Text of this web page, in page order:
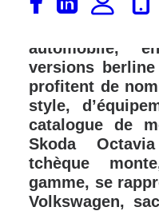
à l’Octavia de
automobile,
versions
profitent de
style,
catalogue de
Skoda
tchèque
gamme, se
Volkswagen,